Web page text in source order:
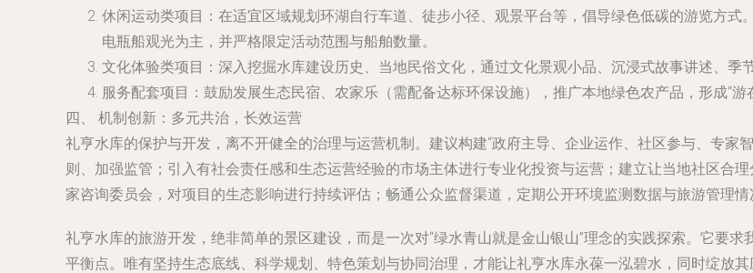
休闲运动类项目 ：在适宜区域规划环湖自行车道、徒步小径、观景平台等，倡导绿色低碳的游览方
电瓶船观光为主，并严格限定活动范围与船舶数量。
文化体验类项目 ：深入挖掘水库建设历史、当地民俗文化，通过文化景观小品、沉浸式故事讲述、季
服务配套项目 ：鼓励发展生态民宿、农家乐（需配备达标环保设施），推广本地绿色农产品，形成“
四、 机制创新：多元共治，长效运营
礼亨水库的保护与开发，离不开健全的治理与运营机制。建议构建“政府主导、企业运作、社区参与、专家
则、加强监管；引入有社会责任感和生态运营经验的市场主体进行专业化投资与运营；建立让当地社区合
家咨询委员会，对项目的生态影响进行持续评估；畅通公众监督渠道，定期公开环境监测数据与旅游管理情
礼亨水库的旅游开发，绝非简单的景区建设，而是一次对“绿水青山就是金山银山”理念的实践探索。它要
平衡点。唯有坚持生态底线、科学规划、特色策划与协同治理，才能让礼亨水库永葆一泓碧水，同时绽放